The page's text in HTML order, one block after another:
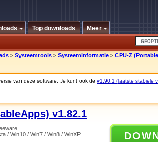
Top downloads Meer
> Systeemtools > Systeeminformatie > CPU-Z
van deze software. Je kunt ook de v1.90.1 (laatste stabiele
v1.82.1
/ Win10 / Win7 / Win8 / WinXP